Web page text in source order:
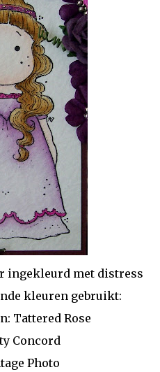
ingekleurd met distress
kleuren gebruikt:
Tattered Rose
Concord
Photo